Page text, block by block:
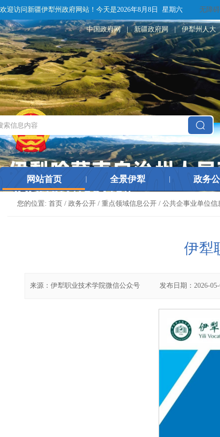
欢迎访问新疆伊犁州政府网站！ 今天是2026年8月8日 星期六 无障碍
中国政府网 | 新疆政府网 | 伊犁州人大
网站首页 全景伊犁 政务
您的位置: 首页 / 政务公开 / 重点领域信息公开 / 公共企事业单位信
伊犁
来源： 伊犁职业技术学院微信公众号 发布日期： 2026-